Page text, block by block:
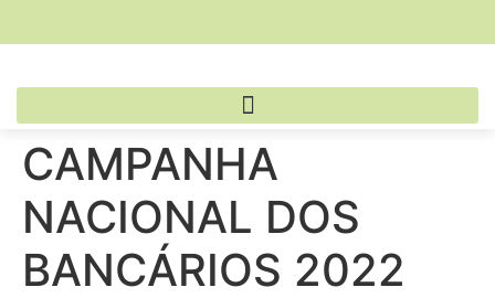
CAMPANHA
NACIONAL DOS
BANCÁRIOS 2022